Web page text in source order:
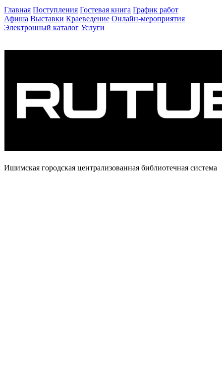
Главная Поступления Гостевая книга График работ
Афиша Выставки Краеведение Онлайн-мероприятия
Электронный каталог Услуги
Ишимская городская централизованная библиотечная система